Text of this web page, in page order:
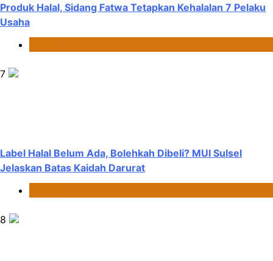
Produk Halal, Sidang Fatwa Tetapkan Kehalalan 7 Pelaku
Usaha
7
Label Halal Belum Ada, Bolehkah Dibeli? MUI Sulsel
Jelaskan Batas Kaidah Darurat
8